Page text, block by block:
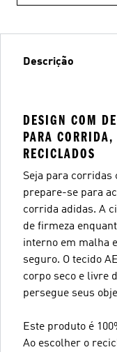
Descrição
DESIGN COM
PARA
RECICLADOS
Seja para corridas
prepare-se para
corrida adidas. A
de firmeza
interno em malha
seguro. O tecido
corpo seco e livre
persegue seus
Este produto é
Ao escolher o